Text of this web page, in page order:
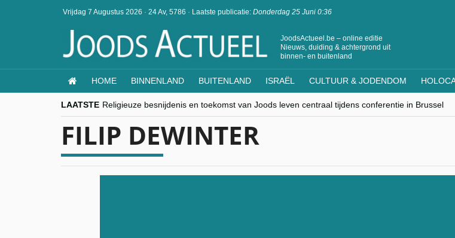
Vrijdag 7 Augustus 2026 · 24 Av, 5786 · Laatste publicatie: Donderdag 25 Juni 0:36
JoodsActueel.be – online editie
Nieuws, duiding & achtergrond uit
binnen- en buitenland
HOME BINNENLAND BUITENLAND ISRAËL CULTUUR & JODENDOM
LAATSTE Religieuze besnijdenis en toekomst van Joods leven centraal tijdens conferentie in Brussel
“Besnijdenisdebat toont hoe moeilijk seculiere Westen minderheden begrijpt”, Jinnih Beels
CITYTRIP | ROEMENIË – Boekarest: de verrassing van Oost-Europa
“Vandaag zit elke Jood in België op de beklaagdenbank”
goKosher lanceert nieuwe website en samenwerking met Mishpacha voor kosher travel en
FILIP DEWINTER